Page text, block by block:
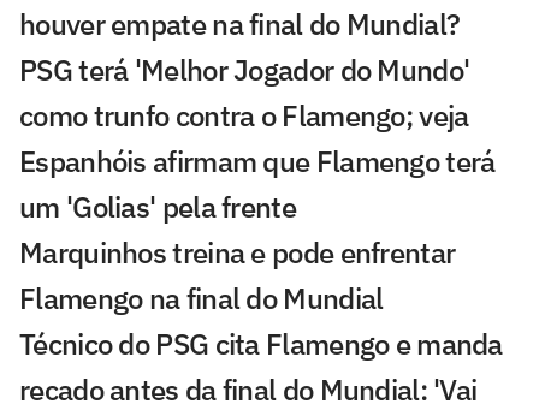
houver empate na final do Mundial?
PSG terá 'Melhor Jogador do Mundo'
como trunfo contra o Flamengo; veja
Espanhóis afirmam que Flamengo terá
um 'Golias' pela frente
Marquinhos treina e pode enfrentar
Flamengo na final do Mundial
Técnico do PSG cita Flamengo e manda
recado antes da final do Mundial: 'Vai